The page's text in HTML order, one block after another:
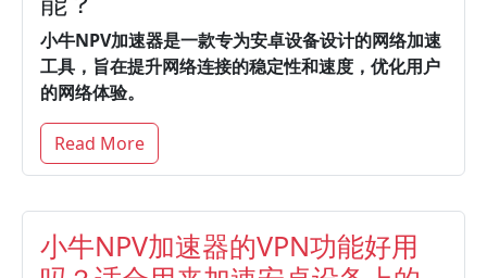
小牛NPV加速器是一款专为安卓设备设计的网络加速
工具，旨在提升网络连接的稳定性和速度，优化用户
的网络体验。
Read More
小牛NPV加速器的VPN功能好用